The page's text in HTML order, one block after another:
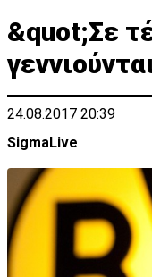
&quot;Σε
24.08.2017 20:39
SigmaLive